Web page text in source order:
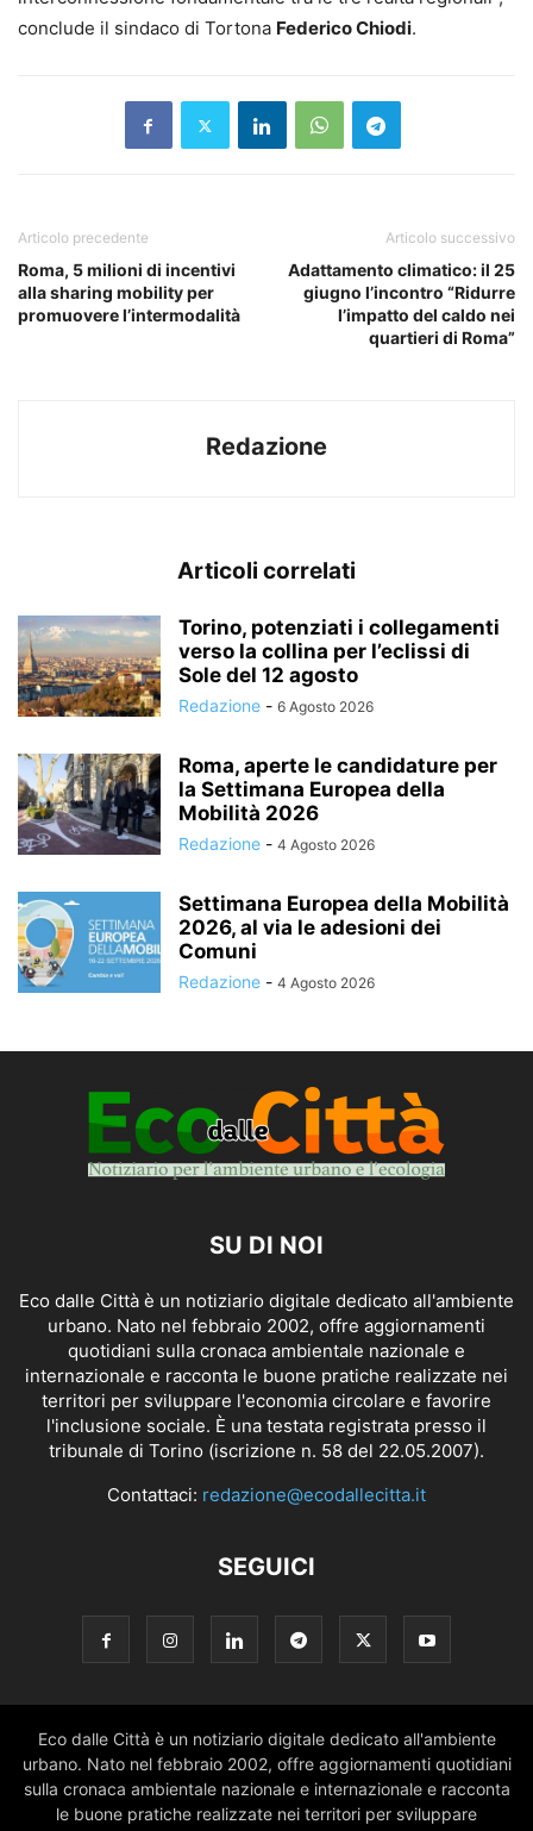
conclude il sindaco di Tortona Federico Chiodi.
Articolo precedente
Roma, 5 milioni di incentivi
alla sharing mobility per
promuovere l’intermodalità
Articolo successivo
Adattamento climatico: il 25
giugno l’incontro “Ridurre
l’impatto del caldo nei
quartieri di Roma”
Redazione
Articoli correlati
Torino, potenziati i collegamenti
verso la collina per l’eclissi di
Sole del 12 agosto
Redazione - 6 Agosto 2026
Roma, aperte le candidature per
la Settimana Europea della
Mobilità 2026
Redazione - 4 Agosto 2026
Settimana Europea della Mobilità
2026, al via le adesioni dei
Comuni
Redazione - 4 Agosto 2026
SU DI NOI
Eco dalle Città è un notiziario digitale dedicato all'ambiente
urbano. Nato nel febbraio 2002, offre aggiornamenti
quotidiani sulla cronaca ambientale nazionale e
internazionale e racconta le buone pratiche realizzate nei
territori per sviluppare l'economia circolare e favorire
l'inclusione sociale. È una testata registrata presso il
tribunale di Torino (iscrizione n. 58 del 22.05.2007).
Contattaci: redazione@ecodallecitta.it
SEGUICI
Eco dalle Città è un notiziario digitale dedicato all'ambiente
urbano. Nato nel febbraio 2002, offre aggiornamenti quotidiani
sulla cronaca ambientale nazionale e internazionale e racconta
le buone pratiche realizzate nei territori per sviluppare